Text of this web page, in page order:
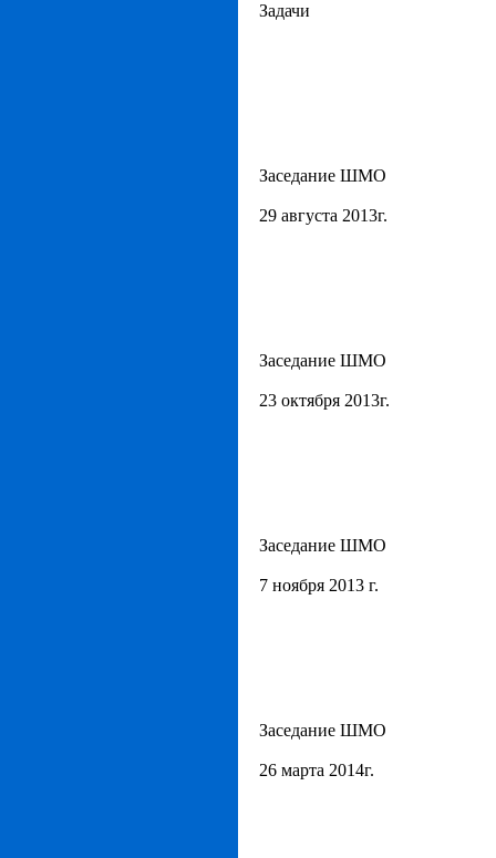
Задачи
Заседание ШМО
29 августа 2013г.
Заседание ШМО
23 октября 2013г.
Заседание ШМО
7 ноября 2013 г.
Заседание ШМО
26 марта 2014г.